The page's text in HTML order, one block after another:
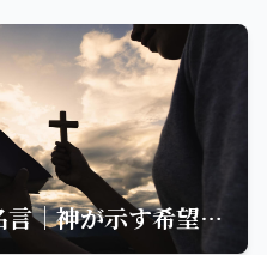
平和を求める聖句の名言｜神が示す希望と計画